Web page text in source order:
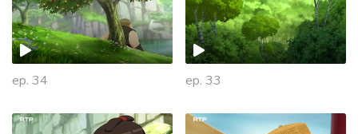
ep. 34 ep. 33